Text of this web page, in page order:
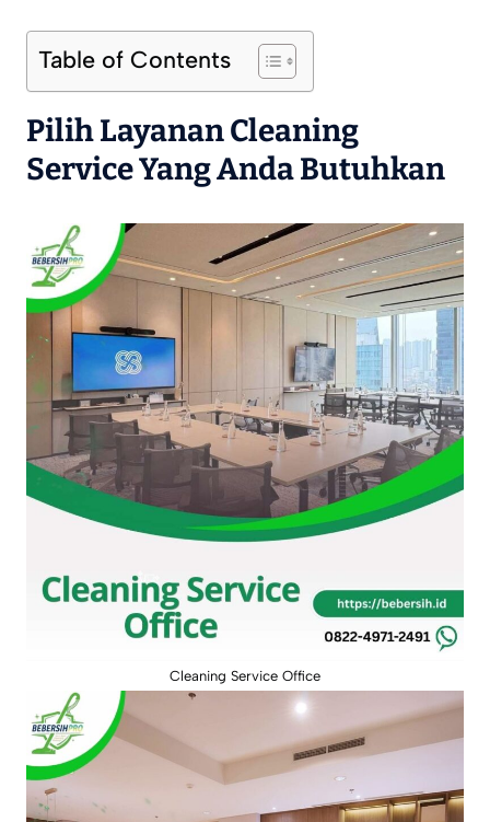
Table of Contents
Pilih Layanan Cleaning
Service Yang Anda Butuhkan
Cleaning Service Office